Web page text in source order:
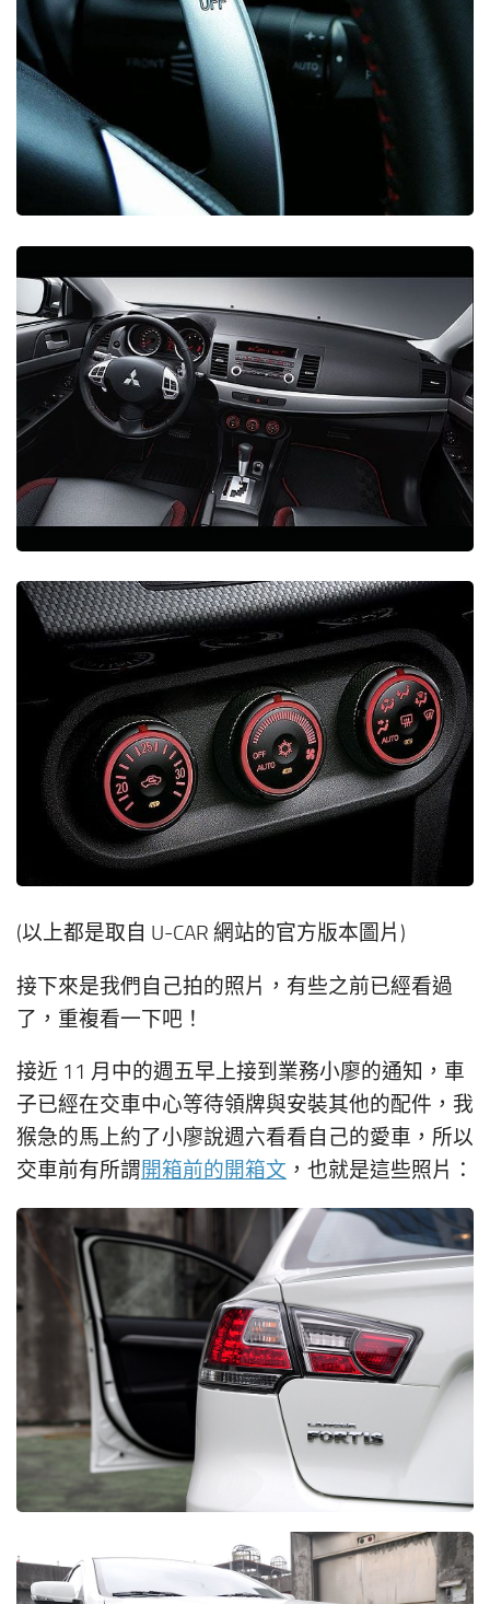
(以上都是取自 U-CAR 網站的官方版本圖片)
接下來是我們自己拍的照片，有些之前已經看過
了，重複看一下吧！
接近 11 月中的週五早上接到業務小廖的通知，車
子已經在交車中心等待領牌與安裝其他的配件，我
猴急的馬上約了小廖說週六看看自己的愛車，所以
交車前有所謂開箱前的開箱文 ，也就是這些照片：